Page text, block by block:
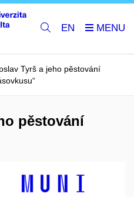
EN
Tyrš a jeho pěstování
pěstování